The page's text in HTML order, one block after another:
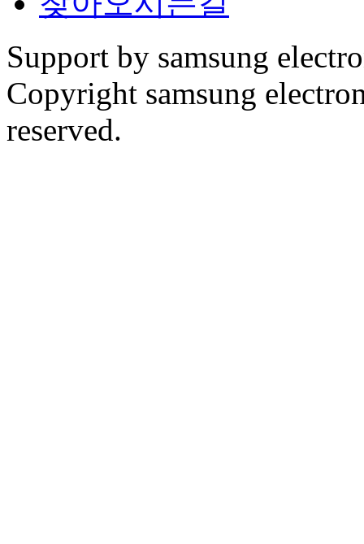
Support by samsung
Copyright samsung
reserved.